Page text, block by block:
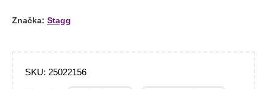
Značka: Stagg
SKU: 25022156